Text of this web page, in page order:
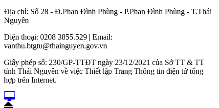
Địa chỉ: Số 28 - Đ.Phan Đình Phùng - P.Phan Đình Phùng - T.Thái
Nguyên
Điện thoại: 0208 3855.529 | Email:
vanthu.btgtu@thainguyen.gov.vn
Giấy phép số: 230/GP-TTĐT ngày 23/12/2021 của Sở TT & TT
tỉnh Thái Nguyên về việc Thiết lập Trang Thông tin điện tử tổng
hợp trên Internet.